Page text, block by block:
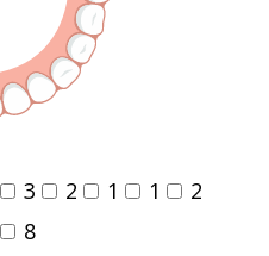
3 2 1 1
2
8